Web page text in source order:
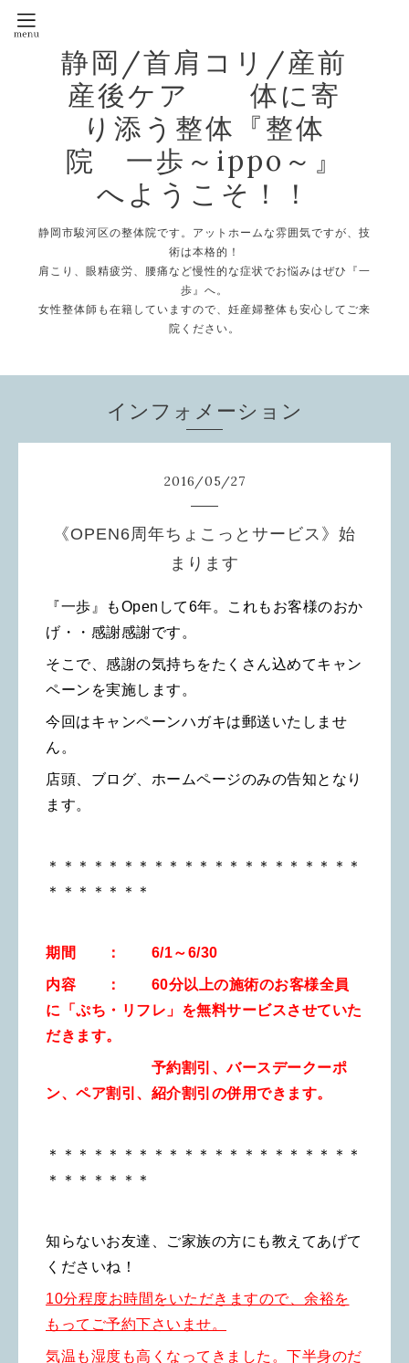
静岡/首肩コリ/産前
産後ケア 体に寄
り添う整体『整体
院 一歩～ippo～』
へようこそ！！
静岡市駿河区の整体院です。アットホームな雰囲気ですが、技
術は本格的！
肩こり、眼精疲労、腰痛など慢性的な症状でお悩みはぜひ『一
歩』へ。
女性整体師も在籍していますので、妊産婦整体も安心してご来
院ください。
インフォメーション
2016/05/27
《OPEN6周年ちょこっとサービス》始
まります
『一歩』もOpenして6年。これもお客様のおか
げ・・感謝感謝です。
そこで、感謝の気持ちをたくさん込めてキャン
ペーンを実施します。
今回はキャンペーンハガキは郵送いたしませ
ん。
店頭、ブログ、ホームページのみの告知となり
ます。
＊＊＊＊＊＊＊＊＊＊＊＊＊＊＊＊＊＊＊＊＊
＊＊＊＊＊＊＊
期間 ： 6/1～6/30
内容 ： 60分以上の施術のお客様全員
に「ぷち・リフレ」を無料サービスさせていた
だきます。
予約割引、バースデークーポ
ン、ペア割引、紹介割引の併用できます。
＊＊＊＊＊＊＊＊＊＊＊＊＊＊＊＊＊＊＊＊＊
＊＊＊＊＊＊＊
知らないお友達、ご家族の方にも教えてあげて
くださいね！
10分程度お時間をいただきますので、余裕を
もってご予約下さいませ。
気温も湿度も高くなってきました。下半身のだ